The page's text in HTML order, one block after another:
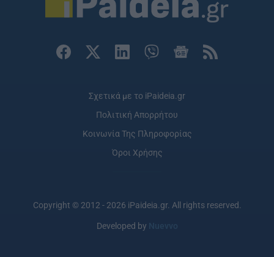
Σχετικά με το iPaideia.gr
Πολιτική Απορρήτου
Κοινωνία Της Πληροφορίας
Όροι Χρήσης
Copyright © 2012 - 2026 iPaideia.gr. All rights reserved.
Developed by